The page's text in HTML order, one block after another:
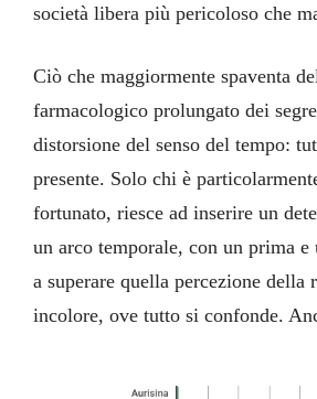
società libera più pericoloso che
Ciò che maggiormente spaventa
farmacologico prolungato dei
distorsione del senso del tempo:
presente. Solo chi è
fortunato, riesce ad inserire un
un arco temporale, con un prima
a superare quella percezione della
incolore, ove tutto si confonde.